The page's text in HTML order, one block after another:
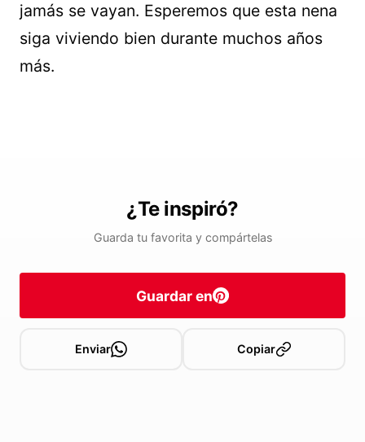
jamás se vayan. Esperemos que esta nena
siga viviendo bien durante muchos años
más.
¿Te inspiró?
Guarda tu favorita y compártelas
Guardar en
Enviar Copiar